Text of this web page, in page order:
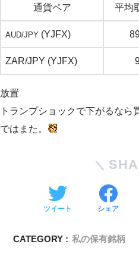
通貨ペア 平均
AUD/JPY (YJFX)
ZAR/JPY (YJFX)
放置
トランプショックで下がるなら
ではまた。
ツイート シェア
CATEGORY : 私の保有銘柄